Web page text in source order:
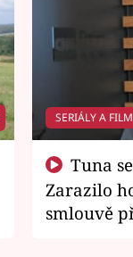
SERIÁLY A
Zarazilo
smlouvě